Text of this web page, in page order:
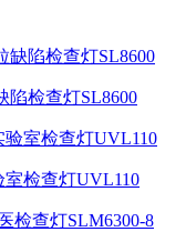
陷检查灯SL8600
检查灯UVL110